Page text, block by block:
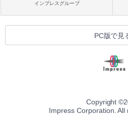
インプレスグループ
PC版で見
Copyright ©
Impress Corporation. All